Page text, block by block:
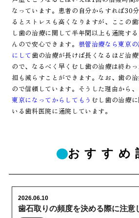
なっています。患者の自分からすれば30
るとストレスも高くなりますが、ここの
し歯の治療に関して半年間以上も通院す
んので安心できます。 根管治療なら東京
にして歯の治療が長けば長くなるほど治
ので、なるべく早くむし歯の治療は終わ
担も減らすことができます。なお、歯の
ので信頼しています。そうした理由から、
東京になってからしてもう むし歯の治療
いる歯科医院に通院しています。
おすすめ
歯石取りの頻度を決める際に注意
2026.06.10